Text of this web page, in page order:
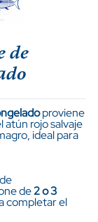
de
proviene
atún rojo salvaje
ideal para
de2 o 3
completar el